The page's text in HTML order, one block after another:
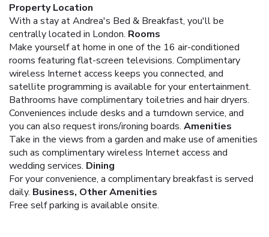
Property Location
With a stay at Andrea's Bed & Breakfast, you'll be
centrally located in London. Rooms
Make yourself at home in one of the 16 air-conditioned
rooms featuring flat-screen televisions. Complimentary
wireless Internet access keeps you connected, and
satellite programming is available for your entertainment.
Bathrooms have complimentary toiletries and hair dryers.
Conveniences include desks and a turndown service, and
you can also request irons/ironing boards. Amenities
Take in the views from a garden and make use of amenities
such as complimentary wireless Internet access and
wedding services. Dining
For your convenience, a complimentary breakfast is served
daily. Business, Other Amenities
Free self parking is available onsite.